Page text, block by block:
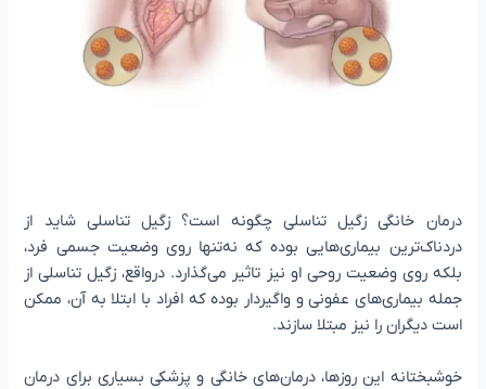
درمان خانگی زگیل تناسلی چگونه است؟ زگیل تناسلی شاید از
دردناک‌ترین بیماری‌هایی بوده که نه‌تنها روی وضعیت جسمی فرد،
بلکه روی وضعیت روحی او نیز تاثیر می‌گذارد. درواقع، زگیل تناسلی از
جمله بیماری‌های عفونی و واگیردار بوده که افراد با ابتلا به آن، ممکن
است دیگران را نیز مبتلا سازند.
خوشبختانه این روزها، درمان‌های خانگی و پزشکی بسیاری برای درمان